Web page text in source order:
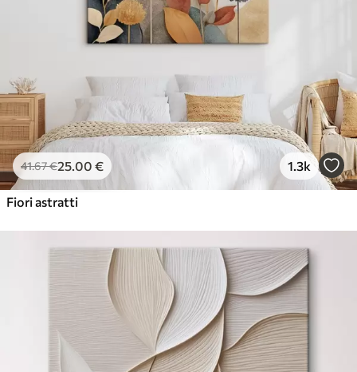
41.67€25 .00 € 1.3k
Fiori astratti